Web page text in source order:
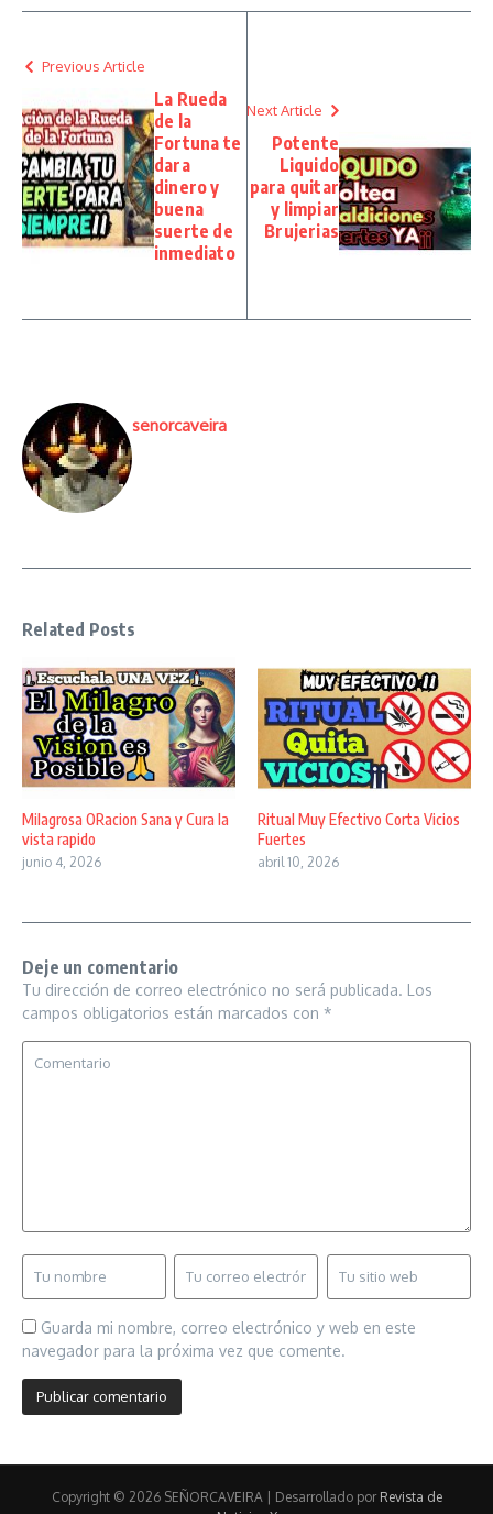
Previous Article
La Rueda
de la
Fortuna te
dara
dinero y
buena
suerte de
inmediato
Next Article
Potente
Liquido
para quitar
y limpiar
Brujerias
senorcaveira
Related Posts
Milagrosa ORacion Sana y Cura la
vista rapido
junio 4, 2026
Ritual Muy Efectivo Corta Vicios
Fuertes
abril 10, 2026
Deje un comentario
Tu dirección de correo electrónico no será publicada. Los
campos obligatorios están marcados con *
Guarda mi nombre, correo electrónico y web en este
navegador para la próxima vez que comente.
Copyright © 2026 SEÑORCAVEIRA | Desarrollado por Revista de